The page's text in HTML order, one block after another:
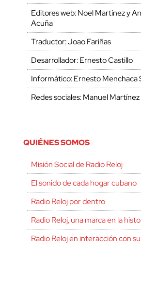
Editores web: Noel Martínez y
Acuña
Traductor: Joao Fariñas
Desarrollador: Ernesto Castillo
Informático: Ernesto Menchaca
Redes sociales: Manuel Martínez
QUIÉNES SOMOS
Misión Social de Radio Reloj
El sonido de cada hogar cubano
Radio Reloj por dentro
Radio Reloj, una marca en la
Radio Reloj en interacción con